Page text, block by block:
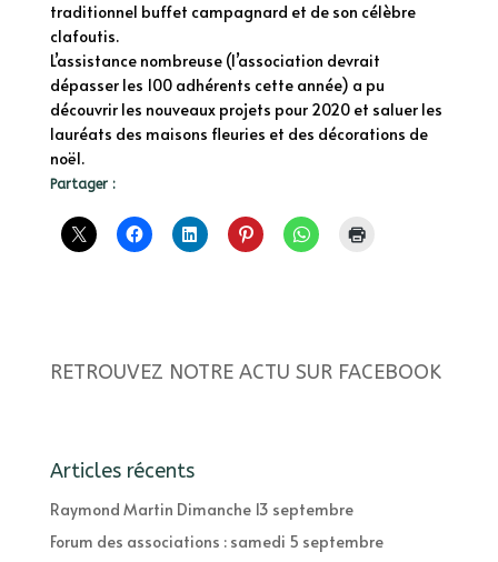
traditionnel buffet campagnard et de son célèbre
clafoutis.
L’assistance nombreuse (l’association devrait
dépasser les 100 adhérents cette année) a pu
découvrir les nouveaux projets pour 2020 et saluer les
lauréats des maisons fleuries et des décorations de
noël.
Partager :
RETROUVEZ NOTRE ACTU SUR FACEBOOK
Articles récents
Raymond Martin Dimanche 13 septembre
Forum des associations : samedi 5 septembre